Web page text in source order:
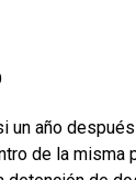
un año
de la misma